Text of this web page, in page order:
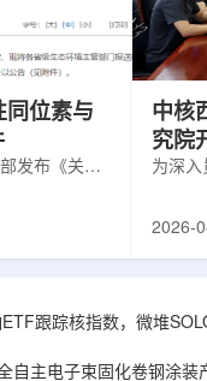
同位素与
发布《关于
已获得豁免
公告。随公
，涉及山
、安徽、河
中核
究院
为深入
地质研
内油
验、智
析等成
2026-
跟踪核指数，微堆
自主电子束固化卷钢涂装